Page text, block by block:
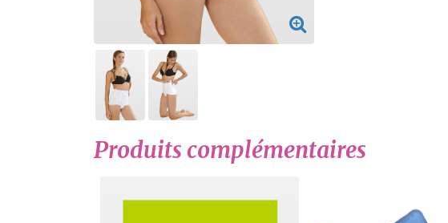
Produits complémentaires